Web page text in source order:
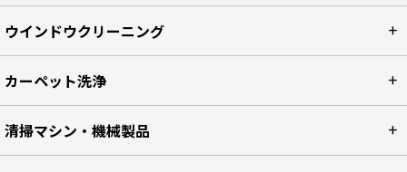
ウインドウクリーニング
カーペット洗浄
清掃マシン・機械製品